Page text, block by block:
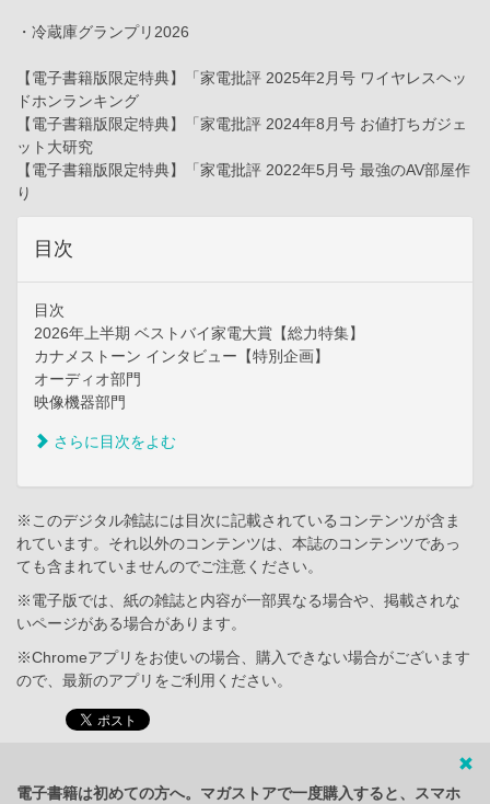
・冷蔵庫グランプリ2026
【電子書籍版限定特典】「家電批評 2025年2月号 ワイヤレスヘッ
ドホンランキング
【電子書籍版限定特典】「家電批評 2024年8月号 お値打ちガジェ
ット大研究
【電子書籍版限定特典】「家電批評 2022年5月号 最強のAV部屋作
り
目次
目次
2026年上半期 ベストバイ家電大賞【総力特集】
カナメストーン インタビュー【特別企画】
オーディオ部門
映像機器部門
さらに目次をよむ
※このデジタル雑誌には目次に記載されているコンテンツが含ま
れています。それ以外のコンテンツは、本誌のコンテンツであっ
ても含まれていませんのでご注意ください。
※電子版では、紙の雑誌と内容が一部異なる場合や、掲載されな
いページがある場合があります。
※Chromeアプリをお使いの場合、購入できない場合がございます
ので、最新のアプリをご利用ください。
電子書籍は初めての方へ。マガストアで一度購入すると、スマホ